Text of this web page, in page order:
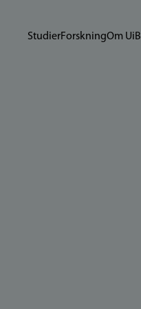
StudierForskningOm UiB